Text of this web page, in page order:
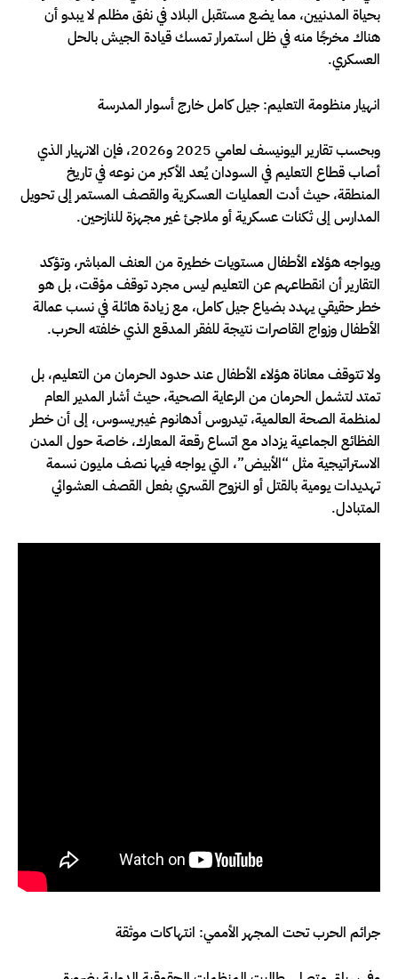
بحياة المدنيين، مما يضع مستقبل البلاد في نفق مظلم لا يبدو أن
هناك مخرجًا منه في ظل استمرار تمسك قيادة الجيش بالحل
العسكري.
انهيار منظومة التعليم: جيل كامل خارج أسوار المدرسة
وبحسب تقارير اليونيسف لعامي 2025 و2026، فإن الانهيار الذي
أصاب قطاع التعليم في السودان يُعد الأكبر من نوعه في تاريخ
المنطقة، حيث أدت العمليات العسكرية والقصف المستمر إلى تحويل
المدارس إلى ثكنات عسكرية أو ملاجئ غير مجهزة للنازحين.
ويواجه هؤلاء الأطفال مستويات خطيرة من العنف المباشر، وتؤكد
التقارير أن انقطاعهم عن التعليم ليس مجرد توقف مؤقت، بل هو
خطر حقيقي يهدد بضياع جيل كامل، مع زيادة هائلة في نسب عمالة
الأطفال وزواج القاصرات نتيجة للفقر المدقع الذي خلفته الحرب.
ولا تتوقف معاناة هؤلاء الأطفال عند حدود الحرمان من التعليم، بل
تمتد لتشمل الحرمان من الرعاية الصحية، حيث أشار المدير العام
لمنظمة الصحة العالمية، تيدروس أدهانوم غيبريسوس، إلى أن خطر
الفظائع الجماعية يزداد مع اتساع رقعة المعارك، خاصة حول المدن
الاستراتيجية مثل “الأبيض”، التي يواجه فيها نصف مليون نسمة
تهديدات يومية بالقتل أو النزوح القسري بفعل القصف العشوائي
المتبادل.
جرائم الحرب تحت المجهر الأممي: انتهاكات موثقة